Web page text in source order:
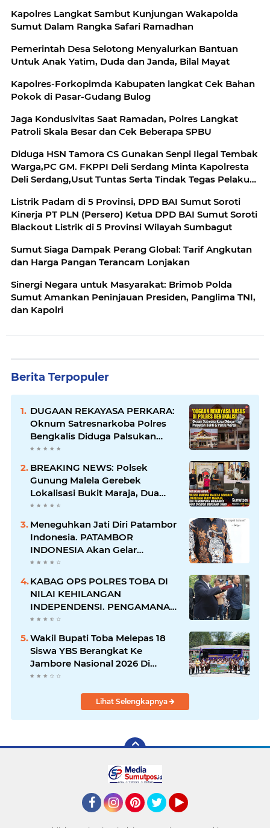
Kapolres Langkat Sambut Kunjungan Wakapolda
Sumut Dalam Rangka Safari Ramadhan
Pemerintah Desa Selotong Menyalurkan Bantuan
Untuk Anak Yatim, Duda dan Janda, Bilal Mayat
Kapolres-Forkopimda Kabupaten langkat Cek Bahan
Pokok di Pasar-Gudang Bulog
Jaga Kondusivitas Saat Ramadan, Polres Langkat
Patroli Skala Besar dan Cek Beberapa SPBU
Diduga HSN Tamora CS Gunakan Senpi Ilegal Tembak
Warga,PC GM. FKPPI Deli Serdang Minta Kapolresta
Deli Serdang,Usut Tuntas Serta Tindak Tegas Pelaku
Listrik Padam di 5 Provinsi, DPD BAI Sumut Soroti
Kinerja PT PLN (Persero) Ketua DPD BAI Sumut Soroti
Blackout Listrik di 5 Provinsi Wilayah Sumbagut
Sumut Siaga Dampak Perang Global: Tarif Angkutan
dan Harga Pangan Terancam Lonjakan
Sinergi Negara untuk Masyarakat: Brimob Polda
Sumut Amankan Peninjauan Presiden, Panglima TNI,
dan Kapolri
Berita Terpopuler
DUGAAN REKAYASA PERKARA:
Oknum Satresnarkoba Polres
Bengkalis Diduga Palsukan
Barang Bukti Hingga Paksa
BREAKING NEWS: Polsek
Gunung Malela Gerebek
Lokalisasi Bukit Maraja, Dua
Perempuan Menangis Saat
Diciduk Bersama Sabu
Meneguhkan Jati Diri Patambor
Indonesia. PATAMBOR
INDONESIA Akan Gelar
RAKERNAS II Di Jakarta.
KABAG OPS POLRES TOBA DI
NILAI KEHILANGAN
INDEPENDENSI. PENGAMANAN
PENEMBOKAN TANAH DI
LAGUBOTI DAPAT SOROTAN.
Wakil Bupati Toba Melepas 18
Siswa YBS Berangkat Ke
Jambore Nasional 2026 Di
Cibubur.
Lihat Selengkapnya